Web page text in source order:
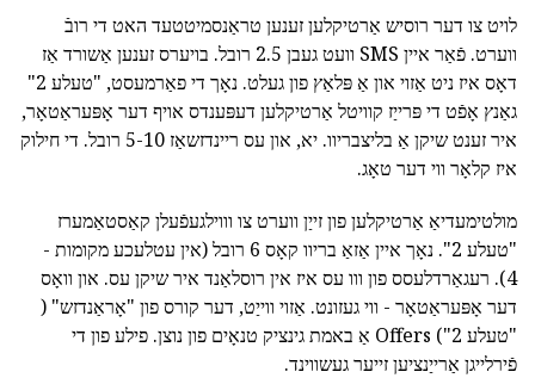
לויט צו דער רוסיש אַרטיקלען זענען טראַנסמיטטעד האט די רובֿ
ווערט. פֿאַר איין SMS וועט געבן 2.5 רובל. בויערס זענען אַשורד אַז
דאָס איז ניט אַזוי און אַ פּלאַץ פון געלט. נאָך די פאַרמעסט, "טעלע 2"
גאַנץ אָפֿט די פּרייַז קוויטל אַרטיקלען דעפּענדס אויף דער אָפּעראַטאָר,
איר זענט שיקן אַ בליצבריוו. יא, און עס ריינדזשאַז 5-10 רובל. די חילוק
איז קלאָר ווי דער טאָג.
מולטימעדיאַ אַרטיקלען פון זייַן ווערט צו וווילגעפֿעלן קאַסטאַמערז
"טעלע 2". נאָך איין אַזאַ בריוו קאָס 6 רובל (אין עטלעכע מקומות -
4). רעגאַרדלעסס פון ווו עס איז אין רוסלאַנד איר שיקן עס. און וואָס
דער אָפּעראַטאָר - ווי געזונט. אַזוי ווייַט, דער קורס פון "אָראַנדזש" (
"טעלע 2") Offers אַ באמת גינציק טנאָים פון נוצן. פילע פון די
פֿירלייגן אַרייַנציען זייער געשווינד.